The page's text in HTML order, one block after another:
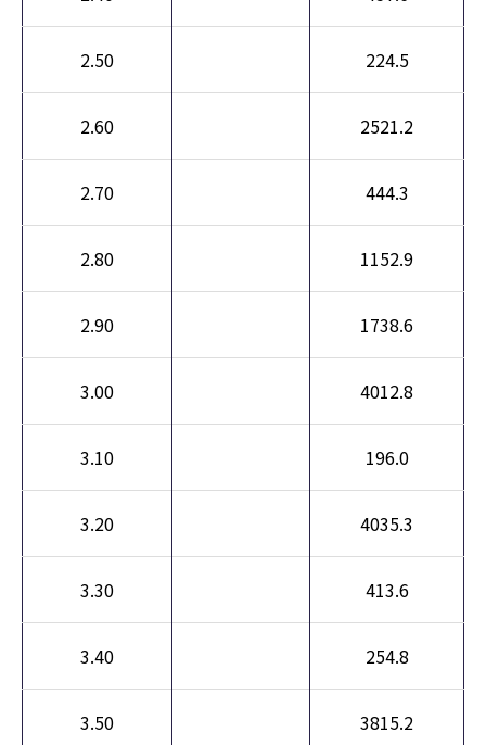
2.50 224.5
2.60 2521.2
2.70 444.3
2.80 1152.9
2.90 1738.6
3.00 4012.8
3.10 196.0
3.20 4035.3
3.30 413.6
3.40 254.8
3.50 3815.2